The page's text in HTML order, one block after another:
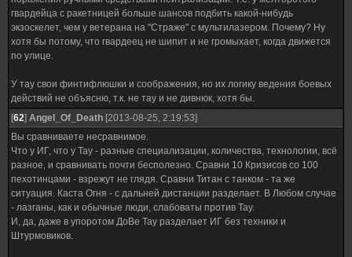
гвардейца с ракетницей больше шансов подбить какой-нибудь
экзоскелет, чем у ветерана на "Страже" с мультилазером. Почему? Ну
хотя бы потому, что гвардеец не шипит и не громыхает, когда движется
по улице.
У тау свои финтифлюшки и соображения, но их логику ведения боевых
действий не объясню, т.к. не тау и не дивнюк, хотя бы.
[62] Angel_Оf_Death [2013-08-25, 2:19:53]
Вы сравниваете несравнимое.
Что у ИГ, что у Тау - разные специализации, количества, технологии, всё
разное, и сравнивать почти бесполезно. Сравни 10 Кризисов со 100
пехотинцами - взрежут не глядя. Сравни Титан с танком - та же
ситуация. Каста Огня - с дальней дистанции разделает. В Любом случае
- лазганы, как и обычные люди, слабоваты против Тау.
И, да, даже в упоротом ДоВе Тау разделает ИГ без техники и
Штурмовиков.